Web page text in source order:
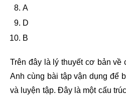
A
D
B
Trên đây là lý thuyết cơ bản về
Anh cùng bài tập vận dụng để
và luyện tập. Đây là một cấu